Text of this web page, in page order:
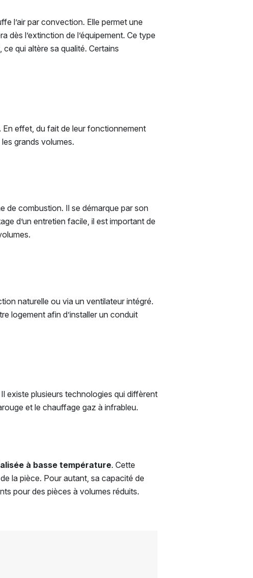
l’air par convection. Elle permet une
l’extinction de l’équipement. Ce type
qui altère sa qualité. Certains
En effet, du fait de leur fonctionnement
grands volumes.
de combustion. Il se démarque par son
d’un entretien facile, il est important de
naturelle ou via un ventilateur intégré.
logement afin d’installer un conduit
existe plusieurs technologies qui diffèrent
et le chauffage gaz à infrableu.
à basse température. Cette
de la pièce. Pour autant, sa capacité de
pour des pièces à volumes réduits.